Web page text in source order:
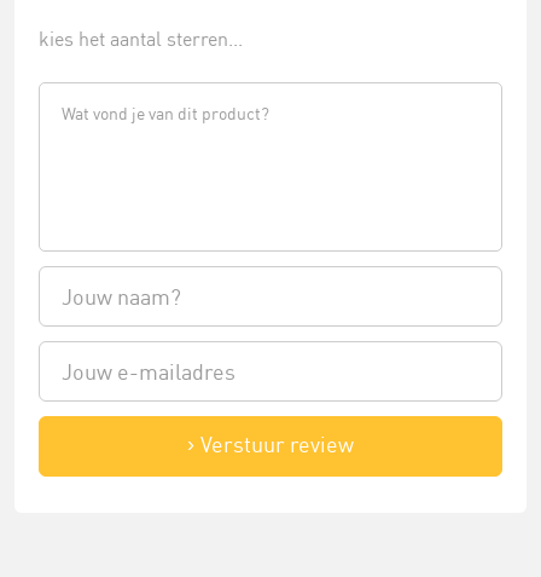
kies het aantal sterren...
Verstuur review